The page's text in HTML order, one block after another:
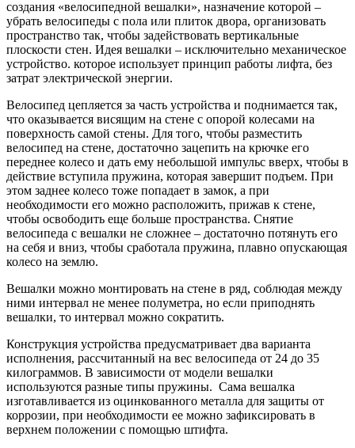
создания «велосипедной вешалки», назначение которой –
убрать велосипеды с пола или плиток двора, организовать
пространство так, чтобы задействовать вертикальные
плоскости стен. Идея вешалки – исключительно механическое
устройство. которое использует принцип работы лифта, без
затрат электрической энергии.
Велосипед цепляется за часть устройства и поднимается так,
что оказывается висящим на стене с опорой колесами на
поверхность самой стены. Для того, чтобы разместить
велосипед на стене, достаточно зацепить на крючке его
переднее колесо и дать ему небольшой импульс вверх, чтобы в
действие вступила пружина, которая завершит подъем. При
этом заднее колесо тоже попадает в замок, а при
необходимости его можно расположить, прижав к стене,
чтобы освободить еще больше пространства. Снятие
велосипеда с вешалки не сложнее – достаточно потянуть его
на себя и вниз, чтобы сработала пружина, плавно опускающая
колесо на землю.
Вешалки можно монтировать на стене в ряд, соблюдая между
ними интервал не менее полуметра, но если приподнять
вешалки, то интервал можно сократить.
Конструкция устройства предусматривает два варианта
исполнения, рассчитанный на вес велосипеда от 24 до 35
килограммов. В зависимости от модели вешалки
используются разные типы пружины. Сама вешалка
изготавливается из оцинкованного металла для защиты от
коррозии, при необходимости ее можно зафиксировать в
верхнем положении с помощью штифта.